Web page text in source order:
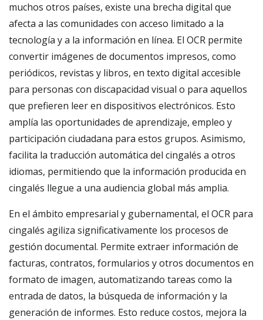
muchos otros países, existe una brecha digital que
afecta a las comunidades con acceso limitado a la
tecnología y a la información en línea. El OCR permite
convertir imágenes de documentos impresos, como
periódicos, revistas y libros, en texto digital accesible
para personas con discapacidad visual o para aquellos
que prefieren leer en dispositivos electrónicos. Esto
amplía las oportunidades de aprendizaje, empleo y
participación ciudadana para estos grupos. Asimismo,
facilita la traducción automática del cingalés a otros
idiomas, permitiendo que la información producida en
cingalés llegue a una audiencia global más amplia.
En el ámbito empresarial y gubernamental, el OCR para
cingalés agiliza significativamente los procesos de
gestión documental. Permite extraer información de
facturas, contratos, formularios y otros documentos en
formato de imagen, automatizando tareas como la
entrada de datos, la búsqueda de información y la
generación de informes. Esto reduce costos, mejora la